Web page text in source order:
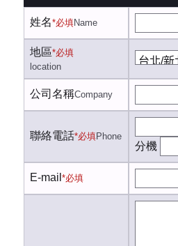
姓名*必填Name
地區*必填
location
公司名稱Company
聯絡電話*必填Phone
分機
E-mail *必填